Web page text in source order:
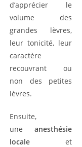
d’apprécier le
volume des
grandes lèvres,
leur tonicité, leur
caractère
recouvrant ou
non des petites
lèvres.
Ensuite,
uneanesthésie
locale et